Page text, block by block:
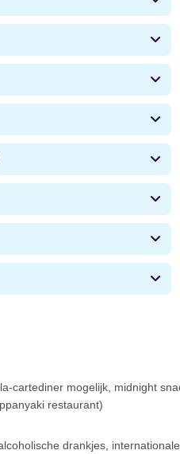
cartediner mogelijk, midnight
restaurant)
drankjes,